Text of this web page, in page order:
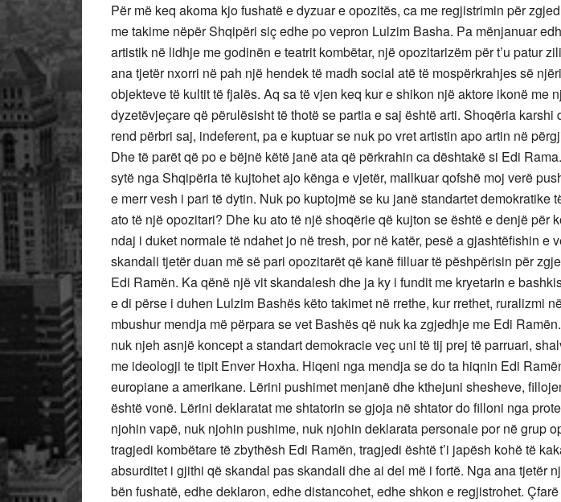
Për më keq akoma kjo fushatë e dyzuar e opozitës, ca me regjistrimin për
me takime nëpër Shqipëri siç edhe po vepron Lulzim Basha. Pa mënjanuar
artistik në lidhje me godinën e teatrit kombëtar, një opozitarizëm për t’u patur
ana tjetër nxorri në pah një hendek të madh social atë të mospërkrahjes së
objekteve të kultit të fjalës. Aq sa të vjen keq kur e shikon një aktore ikonë me
dyzetëvjeçare që përulësisht të thotë se partia e saj është arti. Shoqëria karshi
rend përbri saj, indeferent, pa e kuptuar se nuk po vret artistin apo artin në
Dhe të parët që po e bëjnë këtë janë ata që përkrahin ca dështakë si Edi
sytë nga Shqipëria të kujtohet ajo kënga e vjetër, mallkuar qofshë moj verë
e merr vesh i pari të dytin. Nuk po kuptojmë se ku janë standartet demokratike
ato të një opozitari? Dhe ku ato të një shoqërie që kujton se është e denjë për
ndaj i duket normale të ndahet jo në tresh, por në katër, pesë a gjashtëfishin e
skandali tjetër duan më së pari opozitarët që kanë filluar të pëshpërisin për
Edi Ramën. Ka qënë një vit skandalesh dhe ja ky i fundit me kryetarin e
e di përse i duhen Lulzim Bashës këto takimet në rrethe, kur rrethet, ruralizmi
mbushur mendja më përpara se vet Bashës që nuk ka zgjedhje me Edi
nuk njeh asnjë koncept a standart demokracie veç uni të tij prej të parruari,
me ideologji te tipit Enver Hoxha. Hiqeni nga mendja se do ta hiqnin Edi
europiane a amerikane. Lërini pushimet menjanë dhe kthejuni shesheve,
është vonë. Lërini deklaratat me shtatorin se gjoja në shtator do filloni nga
njohin vapë, nuk njohin pushime, nuk njohin deklarata personale por në grup
tragjedi kombëtare të zbythësh Edi Ramën, tragjedi është t’i japësh kohë të
absurditet i gjithi që skandal pas skandali dhe ai del më i fortë. Nga ana tjetër
bën fushatë, edhe deklaron, edhe distancohet, edhe shkon e regjistrohet.